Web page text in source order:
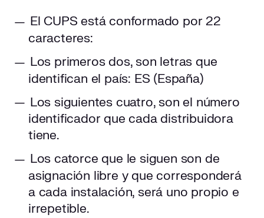
El CUPS está conformado por 22
caracteres:
Los primeros dos, son letras que
identifican el país: ES (España)
Los siguientes cuatro, son el número
identificador que cada distribuidora
tiene.
Los catorce que le siguen son de
asignación libre y que corresponderá
a cada instalación, será uno propio e
irrepetible.